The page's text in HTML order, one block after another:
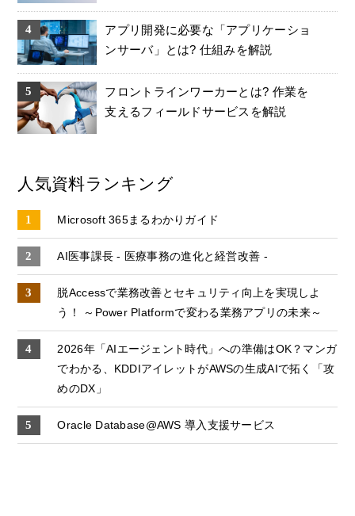
アプリ開発に必要な「アプリケーショ
ンサーバ」とは? 仕組みを解説
フロントラインワーカーとは? 作業を
支えるフィールドサービスを解説
人気資料ランキング
Microsoft 365まるわかりガイド
AI医事課長 - 医療事務の進化と経営改善 -
脱Accessで業務改善とセキュリティ向上を実現しよ
う！ ～Power Platformで変わる業務アプリの未来～
2026年「AIエージェント時代」への準備はOK？マンガ
でわかる、KDDIアイレットがAWSの生成AIで拓く「攻
めのDX」
Oracle Database@AWS 導入支援サービス